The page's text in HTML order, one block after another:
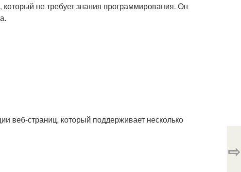
не требует знания программирования. Он
веб-страниц, который поддерживает несколько
⇨